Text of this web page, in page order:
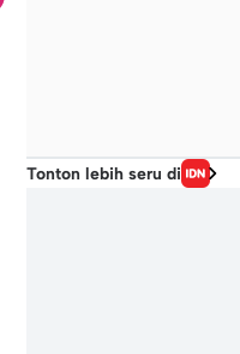
Tonton lebih seru di